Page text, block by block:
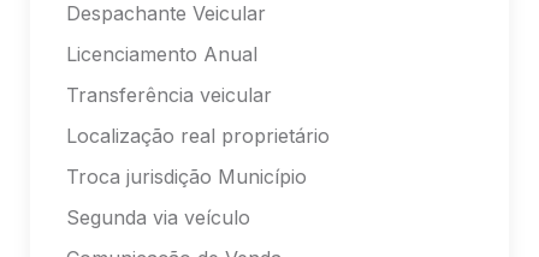
Despachante Veicular
Licenciamento Anual
Transferência veicular
Localização real proprietário
Troca jurisdição Município
Segunda via veículo